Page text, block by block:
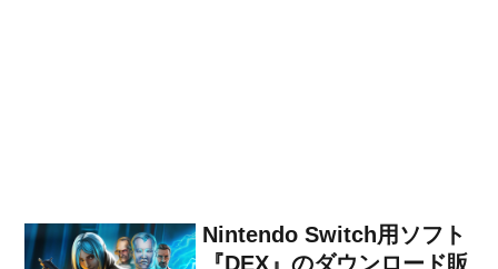
Nintendo Switch用ソフト
『DEX』のダウンロード販